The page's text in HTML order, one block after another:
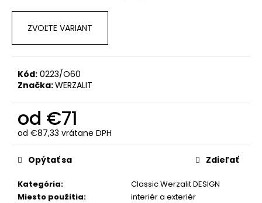
ZVOĽTE VARIANT
Kód: 0223/O60
Značka:WERZALIT
od €71
od €87,33 vrátane DPH
Jednotková
cena:
Kategória:
Classic Werzalit DESIGN
Miesto použitia:
interiér a exteriér
Opýtať sa Zdieľať